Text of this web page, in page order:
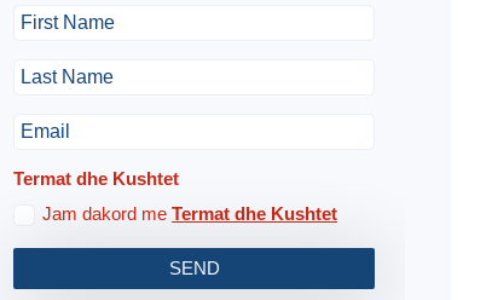
Termat dhe Kushtet
Jam dakord meTermat dhe Kushtet
SEND